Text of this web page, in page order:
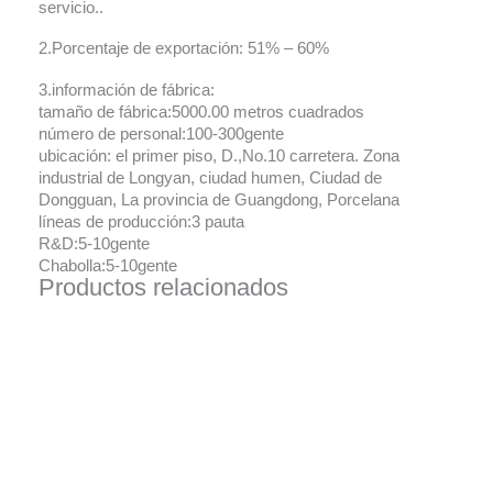
servicio..
2.Porcentaje de exportación: 51% – 60%
3.información de fábrica:
tamaño de fábrica:5000.00 metros cuadrados
número de personal:100-300gente
ubicación: el primer piso, D.,No.10 carretera. Zona
industrial de Longyan, ciudad humen, Ciudad de
Dongguan, La provincia de Guangdong, Porcelana
líneas de producción:3 pauta
R&D:5-10gente
Chabolla:5-10gente
Productos relacionados